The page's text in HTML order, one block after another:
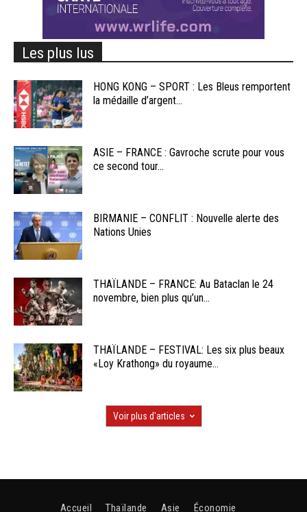
Les plus lus
HONG KONG – SPORT : Les Bleus remportent
la médaille d’argent...
ASIE – FRANCE : Gavroche scrute pour vous
ce second tour...
BIRMANIE – CONFLIT : Nouvelle alerte des
Nations Unies
THAÏLANDE – FRANCE: Au Bataclan le 24
novembre, bien plus qu’un...
THAÏLANDE – FESTIVAL: Les six plus beaux
«Loy Krathong» du royaume...
Voir plus d'articles
Accueil Thaïlande Asie Économie